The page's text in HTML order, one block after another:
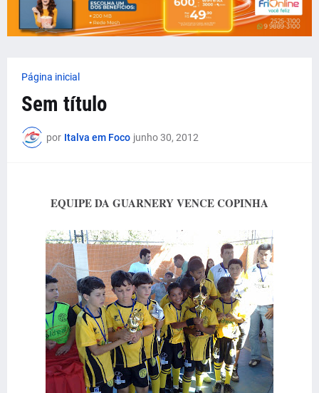
Página inicial
Sem título
por Italva em Foco junho 30, 2012
EQUIPE DA GUARNERY VENCE COPINHA